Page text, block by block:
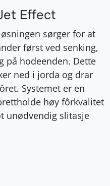
Effect
sørger for at
først ved senking,
på hodeenden. Dette
ned i jorda og drar
Systemet er en
høy fôrkvalitet
unødvendig slitasje